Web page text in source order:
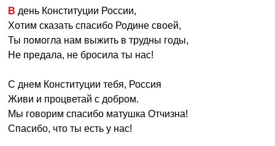
В день Конституции России,
Хотим сказать спасибо Родине своей,
Ты помогла нам выжить в трудны годы,
Не предала, не бросила ты нас!
С днем Конституции тебя, Россия
Живи и процветай с добром.
Мы говорим спасибо матушка Отчизна!
Спасибо, что ты есть у нас!